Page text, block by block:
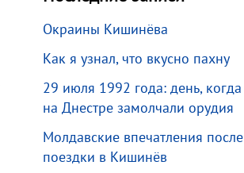
Окраины Кишинёва
Как я узнал, что вкусно пахну
29 июля 1992 года: день, когда
на Днестре замолчали орудия
Молдавские впечатления после
поездки в Кишинёв